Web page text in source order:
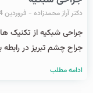
دکتر آراز محمدزاده فروردین 24, 1405
جراحی شبکیه از تکنیک
جراح چشم تبریز در رابطه
ادامه مطلب